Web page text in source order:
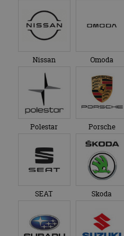
Nissan Omoda
Polestar Porsche
SEAT Skoda